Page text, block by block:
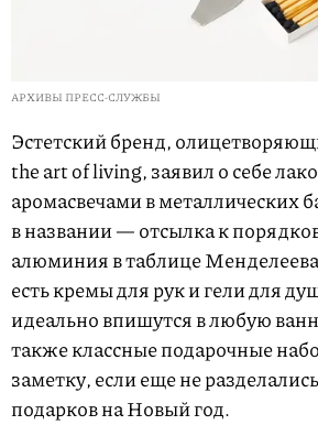
АРХИВЫ ПРЕСС-СЛУЖБЫ
Эстетский бренд,
theartofliving, заявил о себе
аромасвечами в металлических
в названии — отсылка к
алюминия в таблице
есть кремы для рук и гели для
идеально впишутся в любую
также классные подарочные
заметку, если еще не
подарков на Новый год.